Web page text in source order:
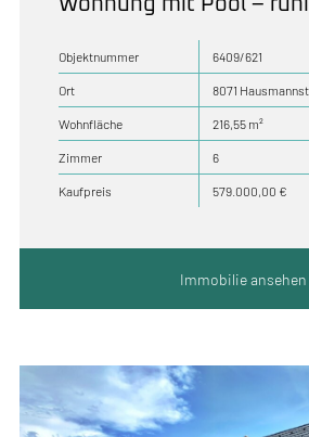
Objektnummer 6409/621
Ort 8071
Wohnfläche 216,55 m²
Zimmer 6
Kaufpreis 579.000,00 €
Immobilie ansehen